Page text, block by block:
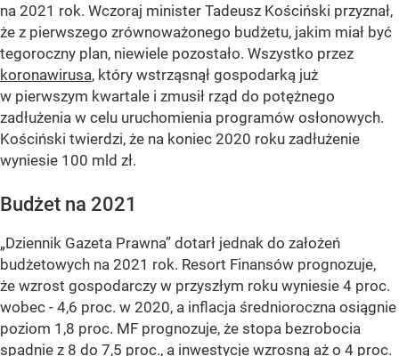
na 2021 rok. Wczoraj minister Tadeusz Kościński przyznał,
że z pierwszego zrównoważonego budżetu, jakim miał być
tegoroczny plan, niewiele pozostało. Wszystko przez
koronawirusa, który wstrząsnął gospodarką już
w pierwszym kwartale i zmusił rząd do potężnego
zadłużenia w celu uruchomienia programów osłonowych.
Kościński twierdzi, że na koniec 2020 roku zadłużenie
wyniesie 100 mld zł.
Budżet na 2021
„Dziennik Gazeta Prawna” dotarł jednak do założeń
budżetowych na 2021 rok. Resort Finansów prognozuje,
że wzrost gospodarczy w przyszłym roku wyniesie 4 proc.
wobec - 4,6 proc. w 2020, a inflacja średnioroczna osiągnie
poziom 1,8 proc. MF prognozuje, że stopa bezrobocia
spadnie z 8 do 7,5 proc., a inwestycje wzrosną aż o 4 proc.